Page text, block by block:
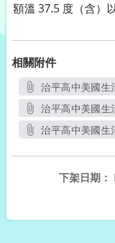
額溫 37.5 度（含）
相關附件
治平高中美國
治平高中美國
治平高中美國
下架日期：